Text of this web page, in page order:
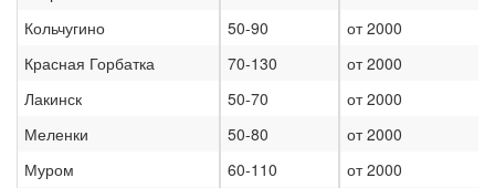
Кольчугино
50-90
от 2000
Красная Горбатка
70-130
от 2000
Лакинск
50-70
от 2000
Меленки
50-80
от 2000
Муром
60-110
от 2000